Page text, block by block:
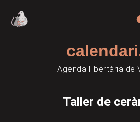
Agenda llibertària de
Taller de